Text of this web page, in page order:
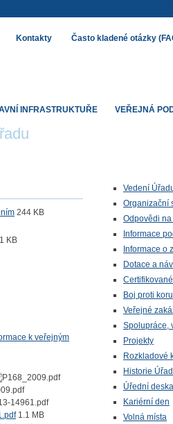
244 KB
KB
k veřejným
1.1 MB
Vedení
Organizační
Odpovědi
Informace
Informace o
Dotace a
Boj proti
Veřejné
Spolupráce,
Projekty
Rozkladové
Historie
Úřední deska
Kariérní den
Volná místa
INFRASTRUKTUŘE VEŘEJNÁ
Kontakty Často kladené otázky